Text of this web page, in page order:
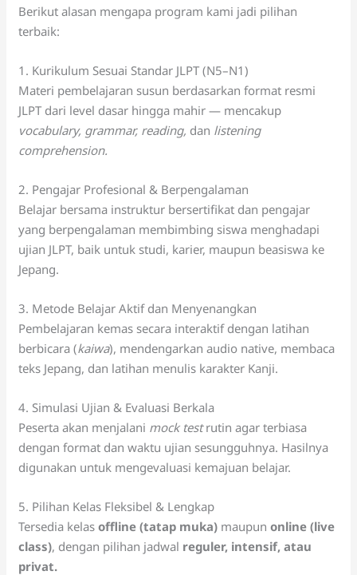
Berikut alasan mengapa program kami jadi pilihan
terbaik:
1. Kurikulum Sesuai Standar JLPT (N5–N1)
Materi pembelajaran susun berdasarkan format resmi
JLPT dari level dasar hingga mahir — mencakup
vocabulary, grammar, reading, dan listening
comprehension.
2. Pengajar Profesional & Berpengalaman
Belajar bersama instruktur bersertifikat dan pengajar
yang berpengalaman membimbing siswa menghadapi
ujian JLPT, baik untuk studi, karier, maupun beasiswa ke
Jepang.
3. Metode Belajar Aktif dan Menyenangkan
Pembelajaran kemas secara interaktif dengan latihan
berbicara (kaiwa), mendengarkan audio native, membaca
teks Jepang, dan latihan menulis karakter Kanji.
4. Simulasi Ujian & Evaluasi Berkala
Peserta akan menjalani mock testrutin agar terbiasa
dengan format dan waktu ujian sesungguhnya. Hasilnya
digunakan untuk mengevaluasi kemajuan belajar.
5. Pilihan Kelas Fleksibel & Lengkap
Tersedia kelasoffline (tatap muka) maupunonline (live
class), dengan pilihan jadwal reguler, intensif, atau
privat.